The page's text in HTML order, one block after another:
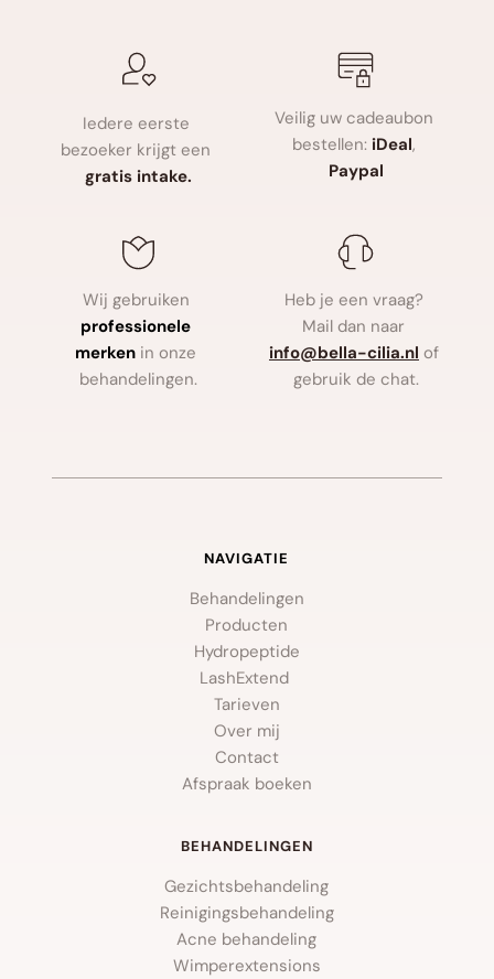
Iedere eerste
gratis intake.
Veilig uw cadeaubon
bestellen: iDeal
Paypal
Wij gebruiken
professionele
merken in onze
behandelingen.
Heb je een vraag?
Mail dan naar
info@bella-cilia.nl of
gebruik de chat.
NAVIGATIE
Behandelingen
Producten
Hydropeptide
LashExtend
Tarieven
Over mij
Contact
Afspraak boeken
BEHANDELINGEN
Gezichtsbehandeling
Reinigingsbehandeling
Acne behandeling
Wimperextensions